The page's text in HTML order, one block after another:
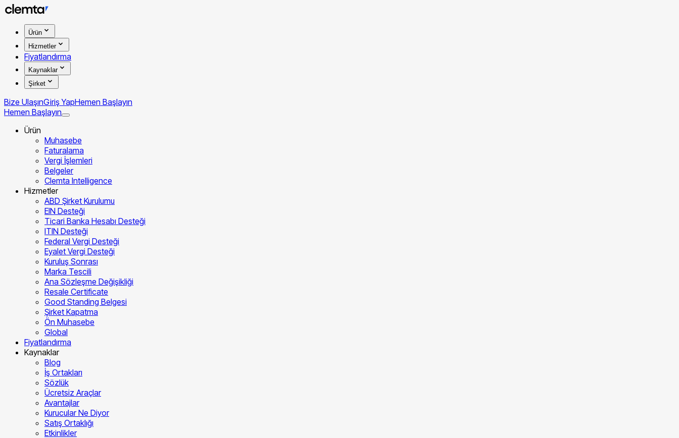
Ürün
Hizmetler
Fiyatlandırma
Kaynaklar
Şirket
Bize UlaşınGiriş YapHemen Başlayın
Hemen Başlayın
Ürün
Muhasebe
Faturalama
Vergi İşlemleri
Belgeler
Clemta Intelligence
Hizmetler
ABD Şirket Kurulumu
EIN Desteği
Ticari Banka Hesabı Desteği
ITIN Desteği
Federal Vergi Desteği
Eyalet Vergi Desteği
Kuruluş Sonrası
Marka Tescili
Ana Sözleşme Değişikliği
Resale Certificate
Good Standing Belgesi
Şirket Kapatma
Ön Muhasebe
Global
Fiyatlandırma
Kaynaklar
Blog
İş Ortakları
Sözlük
Ücretsiz Araçlar
Avantajlar
Kurucular Ne Diyor
Satış Ortaklığı
Etkinlikler